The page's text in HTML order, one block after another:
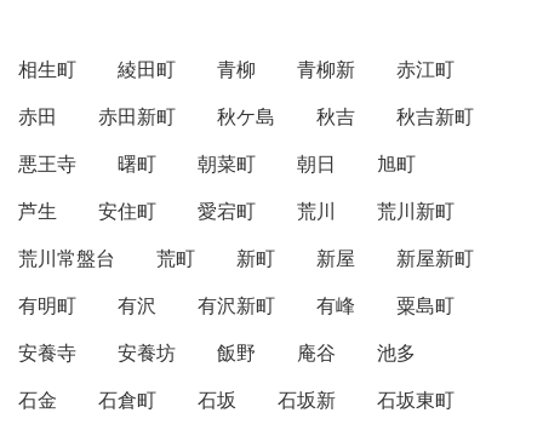
相生町 綾田町 青柳 青柳新
赤江町
赤田
赤田新町 秋ケ島 秋吉
秋吉新町
悪王寺
曙町 朝菜町 朝日
旭町
芦生
安住町 愛宕町 荒川
荒川新町
荒川常盤台
荒町 新町 新屋
新屋新町
有明町
有沢 有沢新町 有峰
粟島町
安養寺
安養坊 飯野 庵谷
池多
石金
石倉町 石坂 石坂新
石坂東町